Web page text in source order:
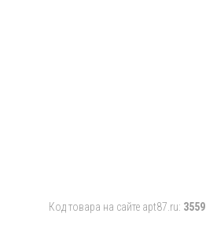
Код товара на сайте apt87.ru: 3559